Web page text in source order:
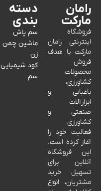
رامان
مارکت
فروشگاه
اینترنتی رامان
مارکت با هدف
فروش
محصولات
کشاورزی،
باغبانی و
ابزارآلات
صنعتی و
کشاورزی
فعالیت خود را
آغاز کرده است.
این فروشگاه
آنلاین برای
تسهیل خرید
مشتریان، انواع
دسته
بندی
سم پاش
ماشین چمن
زن
کود شیمیایی
سم